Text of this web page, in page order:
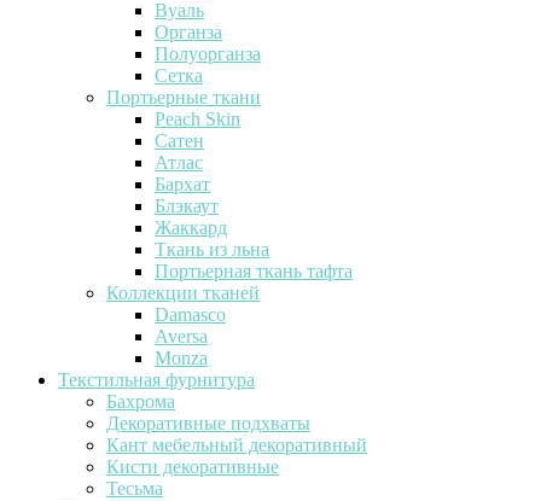
Вуаль
Органза
Полуорганза
Сетка
Портьерные ткани
Peach Skin
Сатен
Атлас
Бархат
Блэкаут
Жаккард
Ткань из льна
Портьерная ткань тафта
Коллекции тканей
Damasco
Aversa
Monza
Текстильная фурнитура
Бахрома
Декоративные подхваты
Кант мебельный декоративный
Кисти декоративные
Тесьма